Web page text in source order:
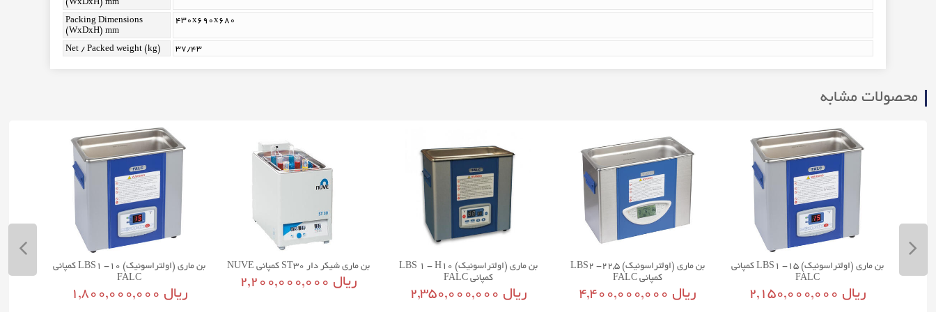
(WxDxH) mm
Packing Dimensions
(WxDxH) mm
430x690x680
Net / Packed weight (kg) 37/43
محصولات مشابه
بن ماری (اولتراسونیک) LBS1 -10 کمپانی
FALC
1,800,000,000 ریال
بن ماری شیکر دار ST30 کمپانی NUVE
2,200,000,000 ریال
بن ماری (اولتراسونیک) LBS 1 - H10
کمپانی FALC
2,350,000,000 ریال
بن ماری (اولتراسونیک) LBS2 -22,5
کمپانی FALC
4,400,000,000 ریال
بن ماری (اولتراسونیک) LBS1 -15 کمپانی
FALC
2,150,000,000 ریال